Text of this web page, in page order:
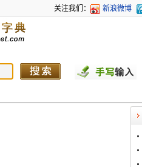
关注我们： 新浪微博